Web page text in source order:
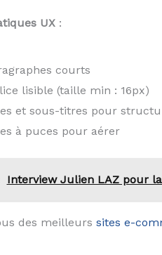
UX:
courts
lisible (taille min : 16px)
et sous-titres pour
à puces pour aérer
Interview Julien LAZ pour
des meilleurs sites e-